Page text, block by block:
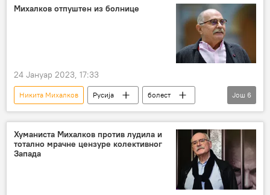
Кустендорф
филм Емир Кустурица
Михалков отпуштен из болнице
24 Јануар 2023, 17:33
Никита Михалков Русија
болест
режисер
опоравак
Култура
Култура – вести
ДРУШТВО
Друштво
Још 6
Хуманиста Михалков против лудила и
тотално мрачне цензуре колективног
Запада